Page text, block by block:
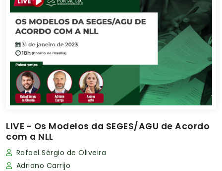
LIVE - Os Modelos da SEGES/AGU de Acordo
com a NLL
Rafael Sérgio de Oliveira
Adriano Carrijo